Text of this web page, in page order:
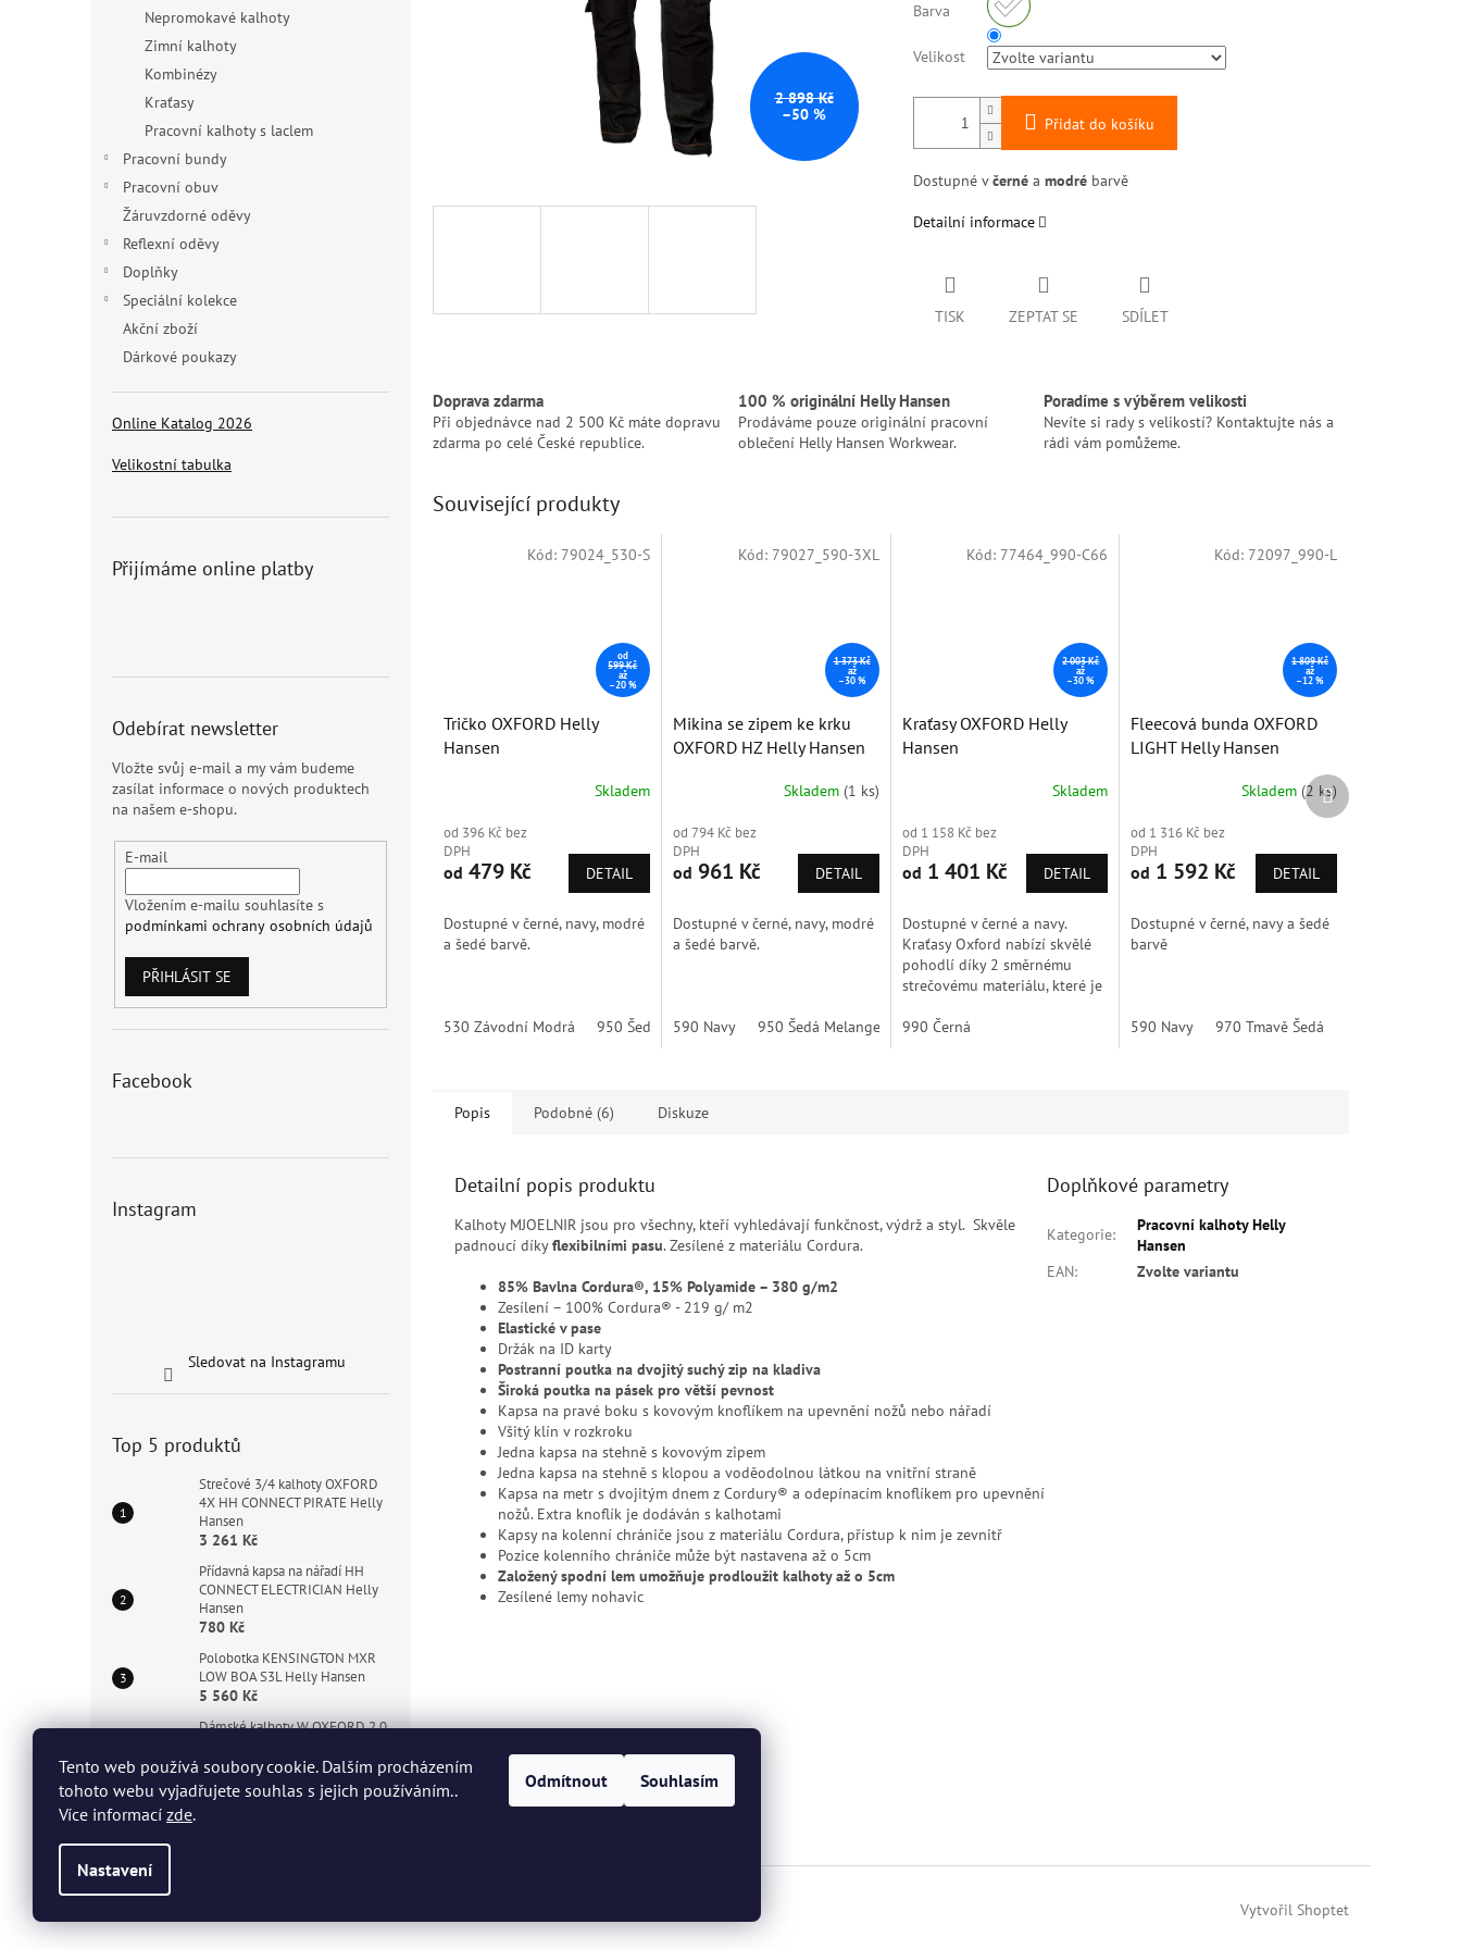
Tento web používá soubory cookie. Dalším procházením
tohoto webu vyjadřujete souhlas s jejich používáním..
Více informací zde.
Nastavení
Odmítnout Souhlasím
Nepromokavé kalhoty
Zimní kalhoty
Kombinézy
Kraťasy
Pracovní kalhoty s laclem
Pracovní bundy
Pracovní obuv
Žáruvzdorné oděvy
Reflexní oděvy
Doplňky
Speciální kolekce
Akční zboží
Dárkové poukazy
Online Katalog 2026
Velikostní tabulka
Přijímáme online platby
Odebírat newsletter
Vložte svůj e-mail a my vám budeme
zasílat informace o nových produktech
na našem e-shopu.
E-mail
Vložením e-mailu souhlasíte s
podmínkami ochrany osobních údajů
PŘIHLÁSIT SE
Facebook
Instagram
Sledovat na Instagramu
Top 5 produktů
Strečové 3/4 kalhoty OXFORD
4X HH CONNECT PIRATE Helly
Hansen
3 261 Kč
Přídavná kapsa na nářadí HH
CONNECT ELECTRICIAN Helly
Hansen
780 Kč
Polobotka KENSINGTON MXR
LOW BOA S3L Helly Hansen
5 560 Kč
Dámské kalhoty W OXFORD 2.0
3 116 Kč
Strečové kalhoty BARCODE HH
2 898 Kč
–50 %
Barva
Velikost
Přidat do košíku
Dostupné včernéa modrébarvě
Detailní informace
TISK ZEPTAT SE SDÍLET
Doprava zdarma
Při objednávce nad 2 500 Kč máte dopravu
zdarma po celé České republice.
100 % originální Helly Hansen
Prodáváme pouze originální pracovní
oblečení Helly Hansen Workwear.
Poradíme s výběrem velikosti
Nevíte si rady s velikostí? Kontaktujte nás a
rádi vám pomůžeme.
Související produkty
od
599 Kč
až
–20 %
Tričko OXFORD Helly
Hansen
produktu
je
3,0
5
hvězdiček.
Skladem
od 396 Kč bez
DPH
od 479 Kč DETAIL
Dostupné v černé, navy, modré
a šedé barvě.
530 Závodní Modrá 950 Šedá Melange 990 Černá
Kód: 79024_530-S
1 373 Kč
až
–30 %
Mikina se zipem ke krku
OXFORD HZ Helly Hansen
Skladem (1 ks)
od 794 Kč bez
DPH
od 961 Kč DETAIL
Dostupné v černé, navy, modré
a šedé barvě.
590 Navy 950 Šedá Melange
Kód: 79027_590-3XL
2 003 Kč
až
–30 %
Kraťasy OXFORD Helly
Hansen
Skladem
od 1 158 Kč bez
DPH
od 1 401 Kč DETAIL
Dostupné v černé a navy.
Kraťasy Oxford nabízí skvělé
pohodlí díky 2 směrnému
strečovému materiálu, které je
Kraťasy jsou doplněny o kapsu
990 Černá
Kód: 77464_990-C66
1 809 Kč
až
–12 %
Fleecová bunda OXFORD
LIGHT Helly Hansen
Skladem (2 ks)
od 1 316 Kč bez
DPH
od 1 592 Kč DETAIL
Dostupné v černé, navy a šedé
barvě
590 Navy 970 Tmavě Šedá
Kód: 72097_990-L
Další
produkt
Popis Podobné (6) Diskuze
Detailní popis produktu
Kalhoty MJOELNIR jsou pro všechny, kteří vyhledávají funkčnost, výdrž a styl. Skvěle
padnoucí díkyflexibilními pasu. Zesílené z materiálu Cordura.
85% Bavlna Cordura®, 15% Polyamide – 380 g/m2
Zesílení – 100% Cordura® - 219 g/ m2
Elastické v pase
Držák na ID karty
Postranní poutka na dvojitý suchý zip na kladiva
Široká poutka na pásek pro větší pevnost
Kapsa na pravé boku s kovovým knoflíkem na upevnění nožů nebo nářadí
Všitý klín v rozkroku
Jedna kapsa na stehně s kovovým zipem
Jedna kapsa na stehně s klopou a voděodolnou látkou na vnitřní straně
Kapsa na metr s dvojitým dnem z Cordury® a odepínacím knoflíkem pro upevnění
nožů. Extra knoflík je dodáván s kalhotami
Kapsy na kolenní chrániče jsou z materiálu Cordura, přístup k nim je zevnitř
Pozice kolenního chrániče může být nastavena až o 5cm
Založený spodní lem umožňuje prodloužit kalhoty až o 5cm
Zesílené lemy nohavic
Doplňkové parametry
Kategorie:
Pracovní kalhoty Helly
Hansen
EAN: Zvolte variantu
Vytvořil Shoptet